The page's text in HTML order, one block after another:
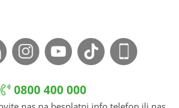
0800 400 000